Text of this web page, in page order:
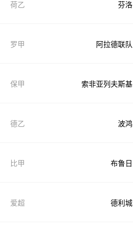
荷乙 芬洛
罗甲 阿拉德联队
保甲 索非亚列夫斯基
德乙 波鸿
比甲 布鲁日
爱超 德利城